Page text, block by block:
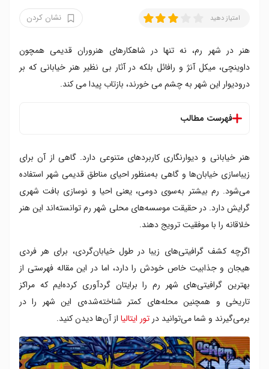
امتیاز دهید نشان کردن
هنر در شهر رم، نه تنها در شاهکارهای هنروران قدیمی همچون
داوینچی، میکل آنژ و رافائل بلکه در آثار بی نظیر هنر خیابانی که بر
درودیوار این شهر به چشم می خورند، بازتاب پیدا می کند.
فهرست مطالب
محله سن لورنزو
محله اوستینس
محلهتور مارانسیا
ناحیه کوادرارو
محله پیگنتو و تورپیگناتارا
محله سن باسیلیو
موزه مام
ایستگاه های لاین بی مترو
منطقه ترولو
هنر خیابانی و دیوارنگاری کاربردهای متنوعی دارد. گاهی از آن برای
زیباسازی خیابان‌ها و گاهی به‌منظور احیای مناطق قدیمی شهر استفاده
می‌شود. رم بیشتر به‌سوی دومی،‍ یعنی احیا و نوسازی بافت شهری
گرایش دارد. در حقیقت موسسه‌های محلی شهر رم توانسته‌اند این هنر
خلاقانه را با موفقیت ترویج ‌دهند.
اگرچه کشف گرافیتی‌های زیبا در طول خیابان‌گردی، برای هر فردی
هیجان و جذابیت خاص خودش را دارد، اما در این مقاله فهرستی از
بهترین گرافیتی‌های شهر رم را برایتان گردآوری کرده‌ایم که مراکز
تاریخی و همچنین محله‌های کمتر شناخته‌شده‌ی این شهر را در
برمی‌گیرند و شما می‌توانید در تور ایتالیا از آن‌ها دیدن کنید.